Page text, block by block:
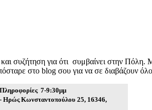
συζήτηση για ότι συμβαίνει στην Πόλη.
στο blog σου για να σε διαβάζουν
7-9:30μμ
Ηρώς Κωνσταντοπούλου 25, 16346,